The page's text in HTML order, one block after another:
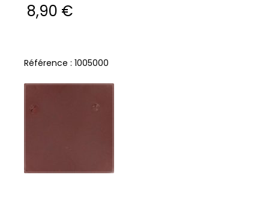
8,90 €
Référence : 1005000